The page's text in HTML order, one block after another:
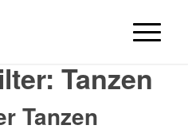
Tanzen
Tanzen